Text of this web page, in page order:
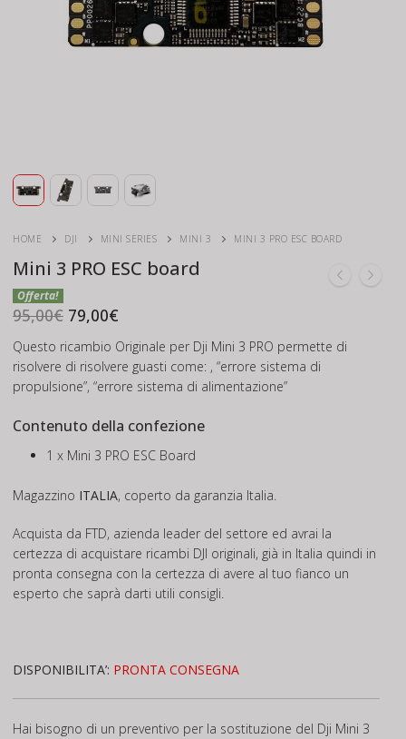
HOME DJI MINI SERIES MINI 3 MINI 3 PRO ESC BOARD
Mini 3 PRO ESC board
95,00€ prezzo
originale
era:
95,00€.
79,00€
è:
79,00€.
Questo ricambio Originale per Dji Mini 3 PRO permette di
risolvere di risolvere guasti come: , “errore sistema di
propulsione”, “errore sistema di alimentazione”
Contenuto della confezione
1 x Mini 3 PRO ESC Board
Magazzino ITALIA, coperto da garanzia Italia.
Acquista da FTD, azienda leader del settore ed avrai la
certezza di acquistare ricambi DJI originali, già in Italia quindi in
pronta consegna con la certezza di avere al tuo fianco un
esperto che saprà darti utili consigli.
DISPONIBILITA’: PRONTA CONSEGNA
Hai bisogno di un preventivo per la sostituzione del Dji Mini 3